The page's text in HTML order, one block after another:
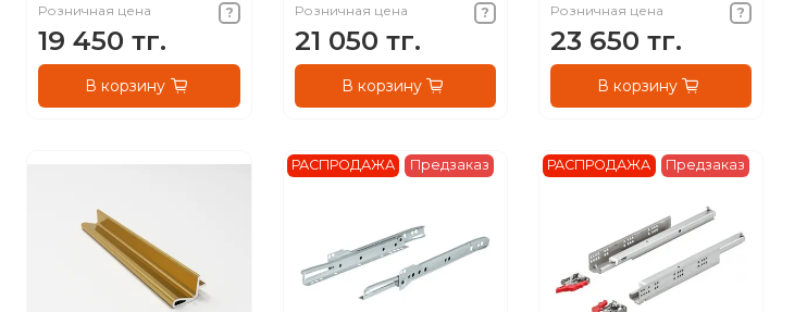
Розничная цена
19 450 тг.
В корзину
Розничная цена
21 050 тг.
В корзину
Розничная цена
23 650 тг.
В корзину
РАСПРОДАЖА Предзаказ РАСПРОДАЖА Предзаказ